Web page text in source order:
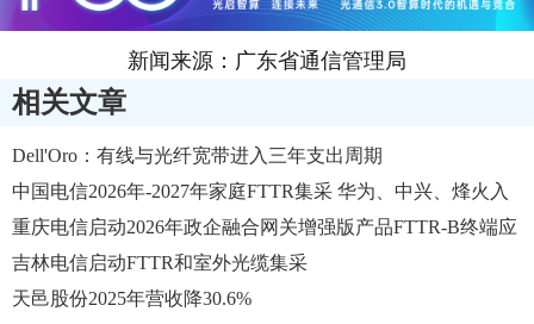
新闻来源：广东省通信管理局
相关文章
Dell'Oro：有线与光纤宽带进入三年支出周期
中国电信2026年-2027年家庭FTTR集采 华为、中兴、烽火入
选
重庆电信启动2026年政企融合网关增强版产品FTTR-B终端应
急采购项目
吉林电信启动FTTR和室外光缆集采
天邑股份2025年营收降30.6%